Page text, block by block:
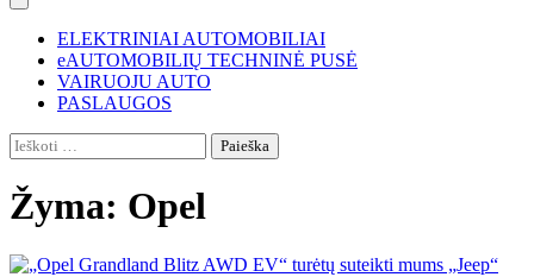
ELEKTRINIAI AUTOMOBILIAI
eAUTOMOBILIŲ TECHNINĖ PUSĖ
VAIRUOJU AUTO
PASLAUGOS
Ieškoti:
Žyma: Opel